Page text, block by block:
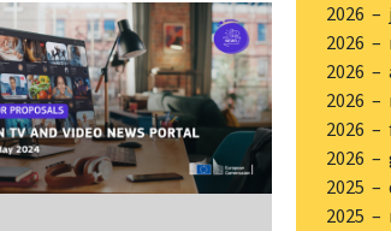
2026 –
2026 –
2026 –
2026 –
2026 –
2026 –
2025 –
2025 –